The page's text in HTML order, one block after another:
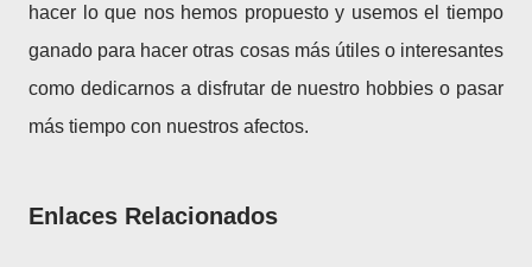
hacer lo que nos hemos propuesto y usemos el tiempo
ganado para hacer otras cosas más útiles o interesantes
como dedicarnos a disfrutar de nuestro hobbies o pasar
más tiempo con nuestros afectos.
Enlaces Relacionados